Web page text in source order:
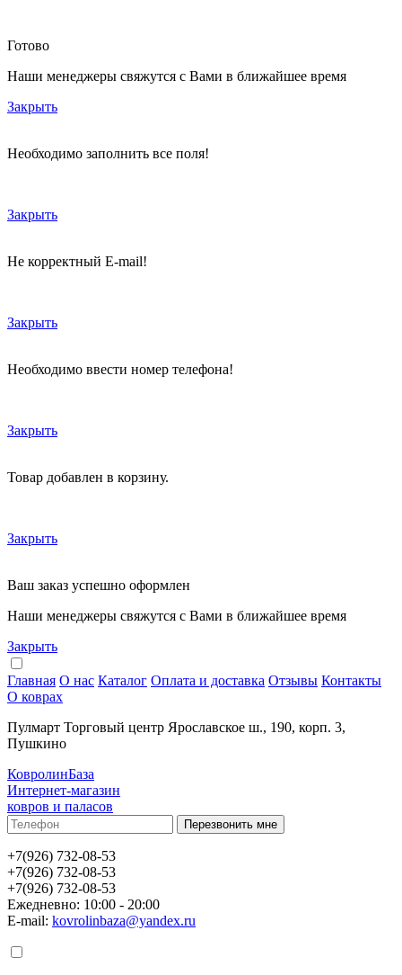
Готово
Наши менеджеры свяжутся с Вами в ближайшее время
Закрыть
Необходимо заполнить все поля!
Закрыть
Не корректный E-mail!
Закрыть
Необходимо ввести номер телефона!
Закрыть
Товар добавлен в корзину.
Закрыть
Ваш заказ успешно оформлен
Наши менеджеры свяжутся с Вами в ближайшее время
Закрыть
Главная О нас Каталог Оплата и доставка Отзывы Контакты
О коврах
Пулмарт Торговый центр Ярославское ш., 190, корп. 3,
Пушкино
КовролинБаза
Интернет-магазин
ковров и паласов
+7(926) 732-08-53
+7(926) 732-08-53
+7(926) 732-08-53
Ежедневно: 10:00 - 20:00
E-mail: kovrolinbaza@yandex.ru